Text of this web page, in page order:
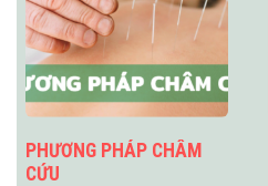
PHƯƠNG PHÁP CHÂM
CỨU